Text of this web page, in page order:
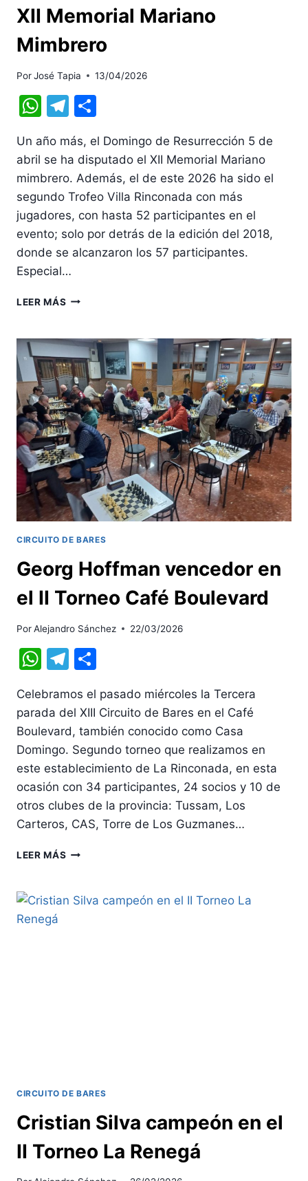
XII Memorial Mariano
Mimbrero
PorJosé Tapia 13/04/2026
WhatsApp
Telegram
Un año más, el Domingo de Resurrección 5 de
abril se ha disputado el XII Memorial Mariano
mimbrero. Además, el de este 2026 ha sido el
segundo Trofeo Villa Rinconada con más
jugadores, con hasta 52 participantes en el
evento; solo por detrás de la edición del 2018,
donde se alcanzaron los 57 participantes.
Especial…
LEER MÁS JESÚS
DEL
XII
MEMORIAL
MARIANO
MIMBRERO
CIRCUITO DE BARES
Georg Hoffman vencedor en
el II Torneo Café Boulevard
PorAlejandro Sánchez 22/03/2026
WhatsApp
Telegram
Celebramos el pasado miércoles la Tercera
parada del XIII Circuito de Bares en el Café
Boulevard, también conocido como Casa
Domingo. Segundo torneo que realizamos en
este establecimiento de La Rinconada, en esta
ocasión con 34 participantes, 24 socios y 10 de
otros clubes de la provincia: Tussam, Los
Carteros, CAS, Torre de Los Guzmanes…
LEER MÁS GEORG
EN
CIRCUITO DE BARES
Cristian Silva campeón en el
II Torneo La Renegá